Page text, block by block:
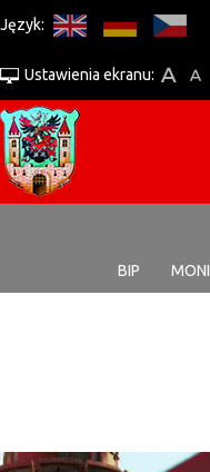
Język:
Ustawienia ekranu:
BIP